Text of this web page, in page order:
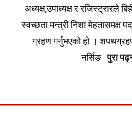
अध्यक्ष,उपाध्यक्ष र रजिस्ट्रारले
स्वच्छता मन्त्री निशा मेहतासमक्ष
ग्रहण गर्नुभएको हो ।
नर्सिङपुरा